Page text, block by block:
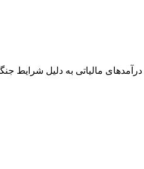
است، کاهش آهنگ رشد درآمدهای